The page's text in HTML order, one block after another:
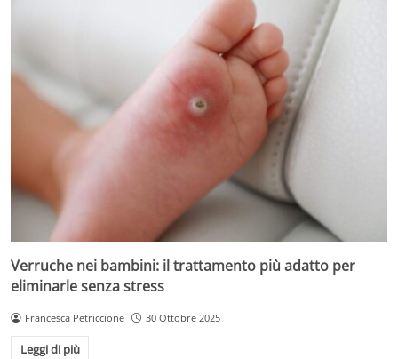
Verruche nei bambini: il trattamento più adatto per
eliminarle senza stress
Francesca Petriccione 30 Ottobre 2025
Leggi di più